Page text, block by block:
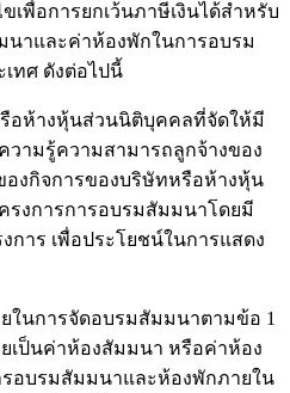
เพื่อการยกเว้นภาษีเงินได้สำหรับ
นาและค่าห้องพักในการอบรม
ทศ ดังต่อไปนี้
อห้างหุ้นส่วนนิติบุคคลที่จัดให้มี
ามรู้ความสามารถลูกจ้างของ
องกิจการของบริษัทหรือห้างหุ้น
งการการอบรมสัมมนาโดยมี
การ เพื่อประโยชน์ในการแสดง
ในการจัดอบรมสัมมนาตามข้อ 1
เป็นค่าห้องสัมมนา หรือค่าห้อง
อบรมสัมมนาและห้องพักภายใน